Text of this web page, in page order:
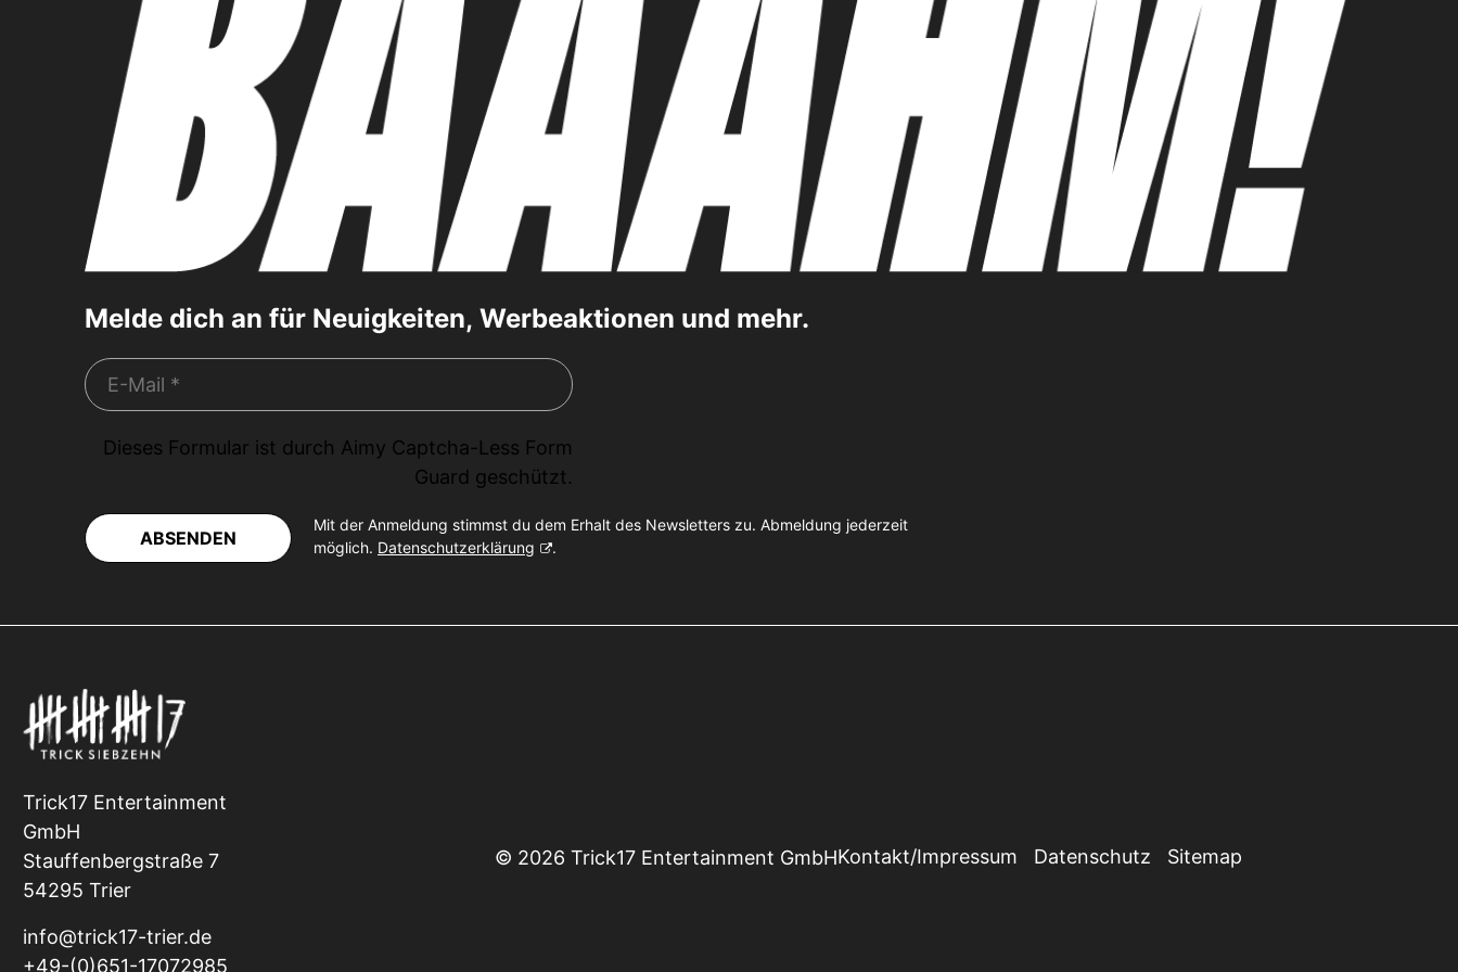
Melde dich an für Neuigkeiten, Werbeaktionen und mehr.
Dieses Formular ist durch Aimy Captcha-Less Form
Guard geschützt.
ABSENDEN
Mit der Anmeldung stimmst du dem Erhalt des Newsletters zu. Abmeldung jederzeit
möglich. Datenschutzerklärung .
Trick17 Entertainment
GmbH
Stauffenbergstraße 7
54295 Trier
info@trick17-trier.de
+49-(0)651-17072985
© 2026 Trick17 Entertainment GmbHKontakt/Impressum Datenschutz Sitemap